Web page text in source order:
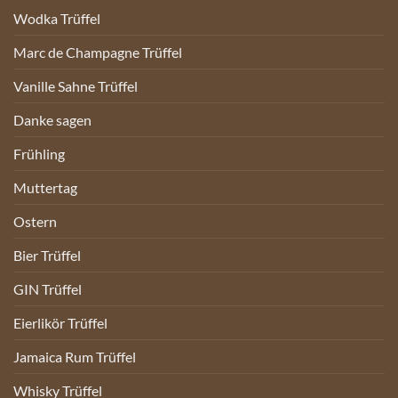
Wodka Trüffel
Marc de Champagne Trüffel
Vanille Sahne Trüffel
Danke sagen
Frühling
Muttertag
Ostern
Bier Trüffel
GIN Trüffel
Eierlikör Trüffel
Jamaica Rum Trüffel
Whisky Trüffel